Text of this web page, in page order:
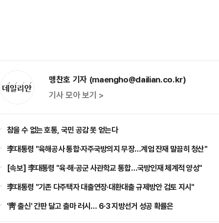
맹찬호 기자 (maengho@dailian.co.kr)
기사 모아 보기 >
참을 수 없는 호통, 국민 공감 못 얻는다
李대통령 "육해공사 통합·자주국방의지 무장…계엄 잔재 말끔히 청산"
[속보] 李대통령 "육·해·공군 사관학교 통합…국방인재 체계적 양성"
李대통령 "기존 다주택자 대출연장·대환대출 규제방안 검토 지시"
'靑 출신' 간판 달고 출마 러시… 6·3 지방선거 성공 확률은